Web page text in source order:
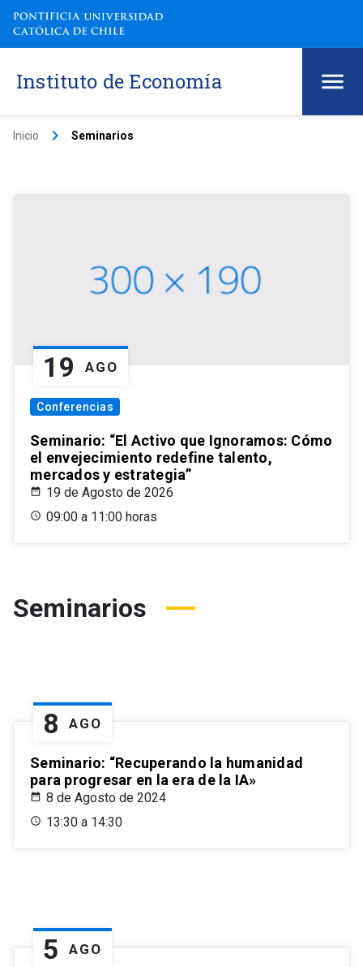
Instituto de Economía
Inicio keyboard_arrow_right Seminarios
19 AGO
Conferencias
Seminario: “El Activo que Ignoramos: Cómo
el envejecimiento redefine talento,
mercados y estrategia”
19 de Agosto de 2026
09:00 a 11:00 horas
Seminarios
8 AGO
Seminario: “Recuperando la humanidad
para progresar en la era de la IA»
8 de Agosto de 2024
13:30 a 14:30
5 AGO